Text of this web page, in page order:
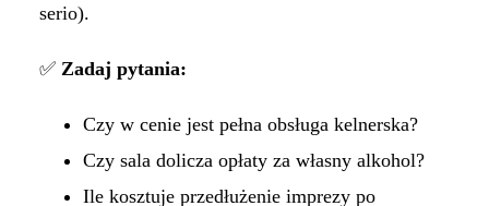
serio).
✅ Zadaj pytania:
Czy w cenie jest pełna obsługa kelnerska?
Czy sala dolicza opłaty za własny alkohol?
Ile kosztuje przedłużenie imprezy po